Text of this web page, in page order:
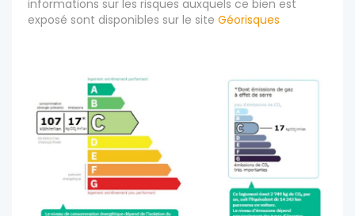
informations sur les risques auxquels ce bien est
exposé sont disponibles sur le site Géorisques